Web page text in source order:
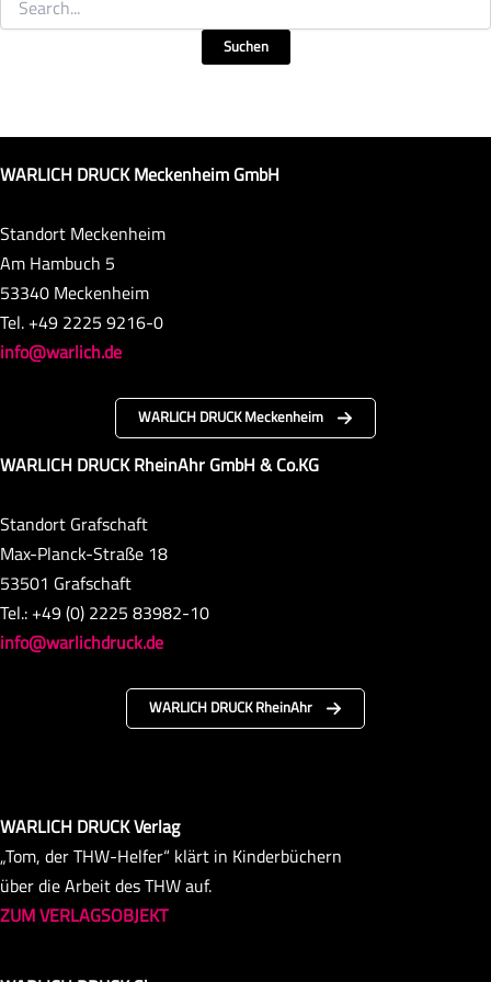
nach:
WARLICH DRUCK Meckenheim GmbH
Standort Meckenheim
Am Hambuch 5
53340 Meckenheim
Tel. +49 2225 9216-0
info@warlich.de
WARLICH DRUCK Meckenheim
WARLICH DRUCK RheinAhr GmbH & Co.KG
Standort Grafschaft
Max-Planck-Straße 18
53501 Grafschaft
Tel.: +49 (0) 2225 83982-10
info@warlichdruck.de
WARLICH DRUCK RheinAhr
WARLICH DRUCK Verlag
„Tom, der THW-Helfer“ klärt in Kinderbüchern
über die Arbeit des THW auf.
ZUM VERLAGSOBJEKT